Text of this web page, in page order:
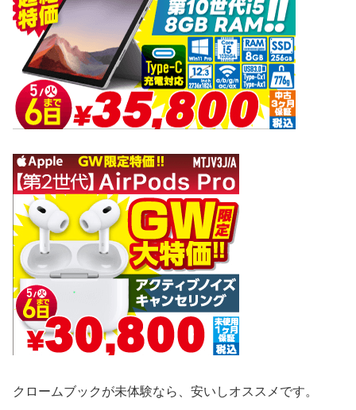
クロームブックが未体験なら、安いしオススメです。